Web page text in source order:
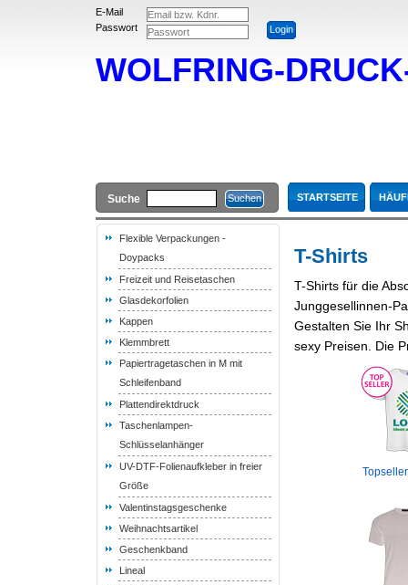
E-Mail
Passwort
WOLFRING-
Suche STARTSEITE
Flexible Verpackungen -
Doypacks
Freizeit und Reisetaschen
Glasdekorfolien
Kappen
Klemmbrett
Papiertragetaschen in M mit
Schleifenband
Plattendirektdruck
Taschenlampen-
Schlüsselanhänger
UV-DTF-Folienaufkleber in freier
Größe
Valentinstagsgeschenke
Weihnachtsartikel
Geschenkband
Lineal
T-Shirts
T-Shirts für die
Junggesellinnen-
Gestalten Sie Ihr
sexy Preisen. Die